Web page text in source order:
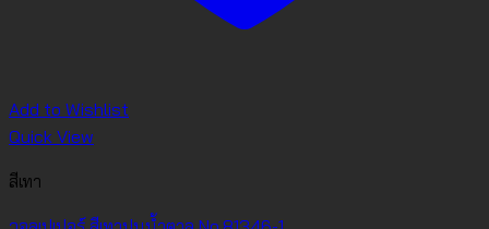
Add to Wishlist
Quick View
สีเทา